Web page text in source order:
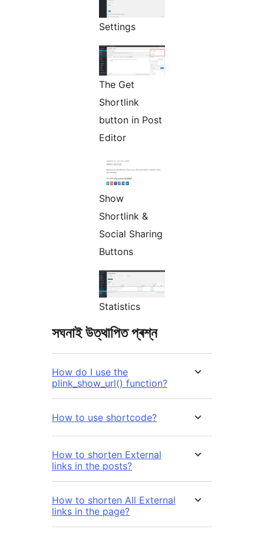
Settings
The Get
Shortlink
button in Post
Editor
Show
Shortlink &
Social Sharing
Buttons
Statistics
সঘনাই উত্থাপিত প্ৰশ্ন
How do I use the
plink_show_url() function?
How to use shortcode?
How to shorten External
links in the posts?
How to shorten All External
links in the page?